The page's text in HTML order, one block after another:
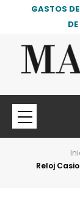
GASTOS
Reloj